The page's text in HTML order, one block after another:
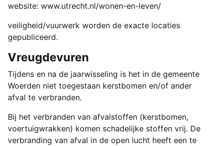
website: www.utrecht.nl/wonen-en-leven/
veiligheid/vuurwerk worden de exacte locaties
gepubliceerd.
Vreugdevuren
Tijdens en na de jaarwisseling is het in de gemeente
Woerden niet toegestaan kerstbomen en/of ander
afval te verbranden.
Bij het verbranden van afvalstoffen (kerstbomen,
voertuigwrakken) komen schadelijke stoffen vrij. De
verbranding van afval in de open lucht heeft een te